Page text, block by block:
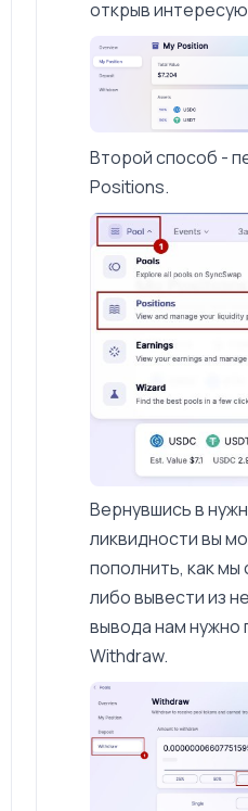
открыв
Второй способ -
Positions.
Вернувшись в
ликвидности вы
пополнить, как
либо вывести из
вывода нам нужно
Withdraw.